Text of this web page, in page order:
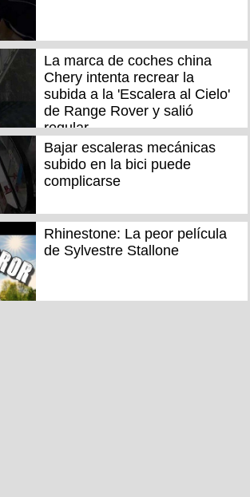
La marca de coches china
Chery intenta recrear la
subida a la 'Escalera al Cielo'
de Range Rover y salió
regular
Bajar escaleras mecánicas
subido en la bici puede
complicarse
Rhinestone: La peor película
de Sylvestre Stallone